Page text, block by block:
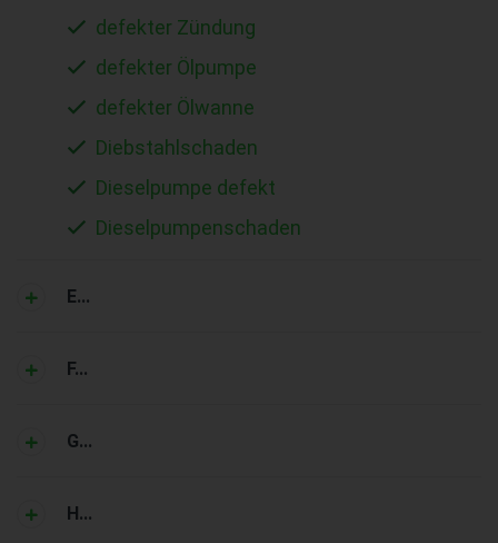
defekter Zündung
defekter Ölpumpe
defekter Ölwanne
Diebstahlschaden
Dieselpumpe defekt
Dieselpumpenschaden
E...
F...
G...
H...